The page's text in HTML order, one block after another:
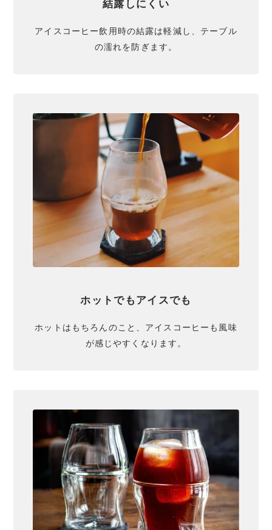
結露しにくい
アイスコーヒー飲用時の結露は軽減し、テーブル
の濡れを防ぎます。
ホットでもアイスでも
ホットはもちろんのこと、アイスコーヒーも風味
が感じやすくなります。